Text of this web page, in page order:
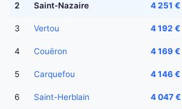
2 Saint-Nazaire 4 251 €
3 Vertou 4 192 €
4 Couëron 4 169 €
5 Carquefou 4 146 €
6 Saint-Herblain 4 047 €